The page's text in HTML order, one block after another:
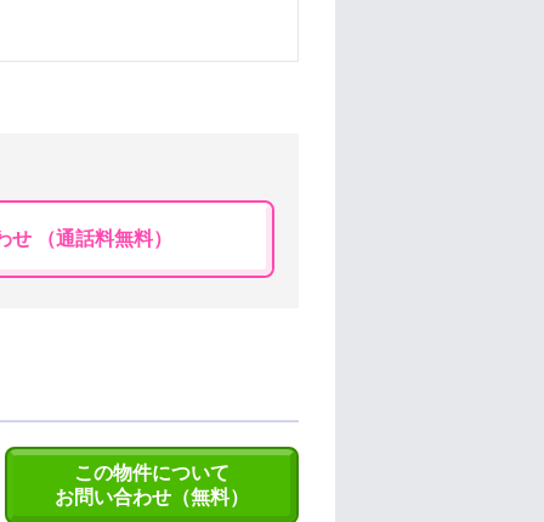
（通話料無料）
この物件について
お問い合わせ（無料）